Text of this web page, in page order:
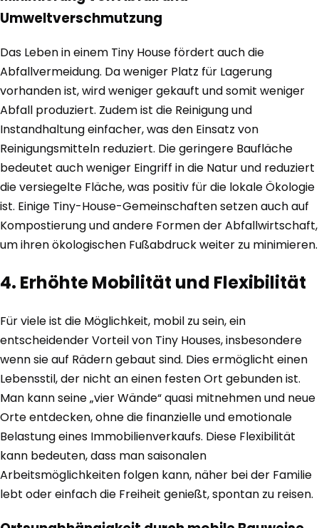
Umweltverschmutzung
Das Leben in einem Tiny House fördert auch die
Abfallvermeidung. Da weniger Platz für Lagerung
vorhanden ist, wird weniger gekauft und somit weniger
Abfall produziert. Zudem ist die Reinigung und
Instandhaltung einfacher, was den Einsatz von
Reinigungsmitteln reduziert. Die geringere Baufläche
bedeutet auch weniger Eingriff in die Natur und reduziert
die versiegelte Fläche, was positiv für die lokale Ökologie
ist. Einige Tiny-House-Gemeinschaften setzen auch auf
Kompostierung und andere Formen der Abfallwirtschaft,
um ihren ökologischen Fußabdruck weiter zu minimieren.
4. Erhöhte Mobilität und Flexibilität
Für viele ist die Möglichkeit, mobil zu sein, ein
entscheidender Vorteil von Tiny Houses, insbesondere
wenn sie auf Rädern gebaut sind. Dies ermöglicht einen
Lebensstil, der nicht an einen festen Ort gebunden ist.
Man kann seine „vier Wände“ quasi mitnehmen und neue
Orte entdecken, ohne die finanzielle und emotionale
Belastung eines Immobilienverkaufs. Diese Flexibilität
kann bedeuten, dass man saisonalen
Arbeitsmöglichkeiten folgen kann, näher bei der Familie
lebt oder einfach die Freiheit genießt, spontan zu reisen.